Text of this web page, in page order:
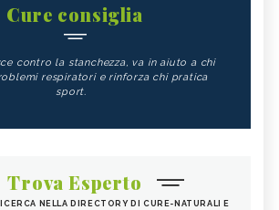
Cure consiglia
contro la stanchezza, va in aiuto a chi
respiratori e rinforza chi pratica
sport.
Trova Esperto
NELLA DIRECTORY DI CURE-NATURALI E